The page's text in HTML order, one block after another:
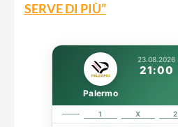
SERVE DI PIÙ”
23.08.2026
21:00
Palermo
1 X 2